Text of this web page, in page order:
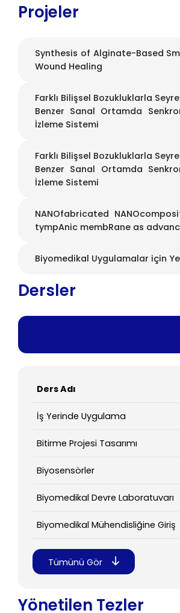
Projeler
Synthesis of Alginate-Based
Wound Healing
Farklı Bilişsel Bozukluklarla
Benzer Sanal Ortamda
İzleme Sistemi
Farklı Bilişsel Bozukluklarla
Benzer Sanal Ortamda
İzleme Sistemi
NANOfabricated
tympAnic membRane as
Biyomedikal Uygulamalar için
Dersler
Ders Adı
İş Yerinde Uygulama
Bitirme Projesi Tasarımı
Biyosensörler
Biyomedikal Devre Laboratuvarı
Biyomedikal Mühendisliğine Giriş
Tümünü Gör
Yönetilen Tezler